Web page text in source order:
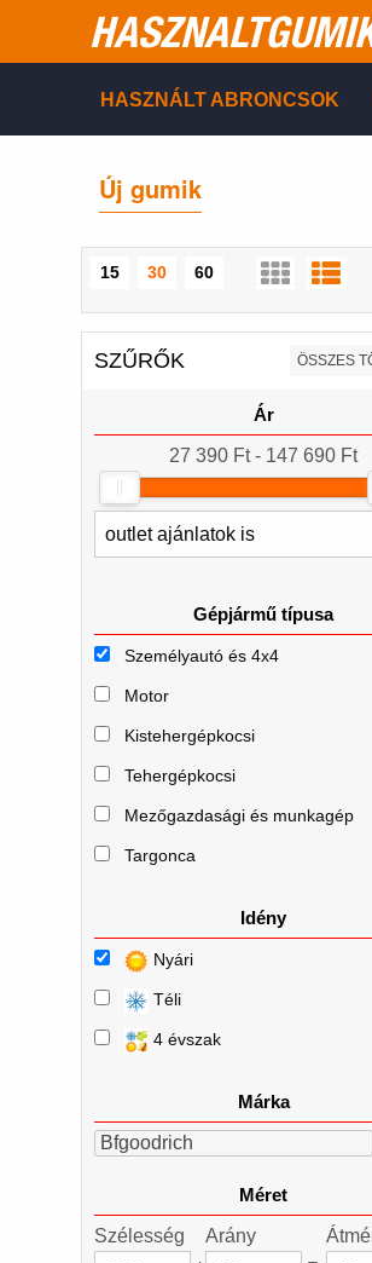
HASZNÁLT ABRONCSOK
Új gumik
15 30 60
SZŰRŐK ÖSSZES
Ár
27 390 Ft - 147 690 Ft
Gépjármű típusa
Személyautó és 4x4
Motor
Kistehergépkocsi
Tehergépkocsi
Mezőgazdasági és munkagép
Targonca
Idény
Nyári
Téli
4 évszak
Márka
Bfgoodrich
Méret
Szélesség
Arány